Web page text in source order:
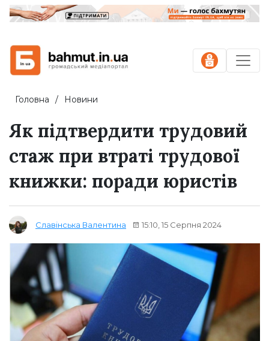
Головна Новини
Як підтвердити трудовий
стаж при втраті трудової
книжки: поради юристів
Славінська Валентина 15:10, 15 Серпня 2024